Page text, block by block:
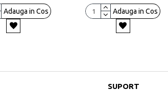
Adauga in Cos Adauga in Cos
SUPORT